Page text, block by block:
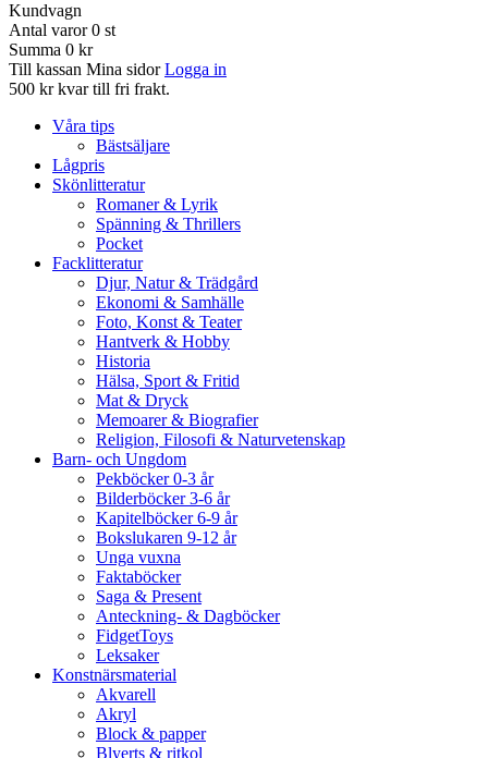
Kundvagn
Antal varor 0 st
Summa 0 kr
Till kassan Mina sidor Logga in
500 kr kvar till fri frakt.
Våra tips
Bästsäljare
Lågpris
Skönlitteratur
Romaner & Lyrik
Spänning & Thrillers
Pocket
Facklitteratur
Djur, Natur & Trädgård
Ekonomi & Samhälle
Foto, Konst & Teater
Hantverk & Hobby
Historia
Hälsa, Sport & Fritid
Mat & Dryck
Memoarer & Biografier
Religion, Filosofi & Naturvetenskap
Barn- och Ungdom
Pekböcker 0-3 år
Bilderböcker 3-6 år
Kapitelböcker 6-9 år
Bokslukaren 9-12 år
Unga vuxna
Faktaböcker
Saga & Present
Anteckning- & Dagböcker
FidgetToys
Leksaker
Konstnärsmaterial
Akvarell
Akryl
Block & papper
Blyerts & ritkol